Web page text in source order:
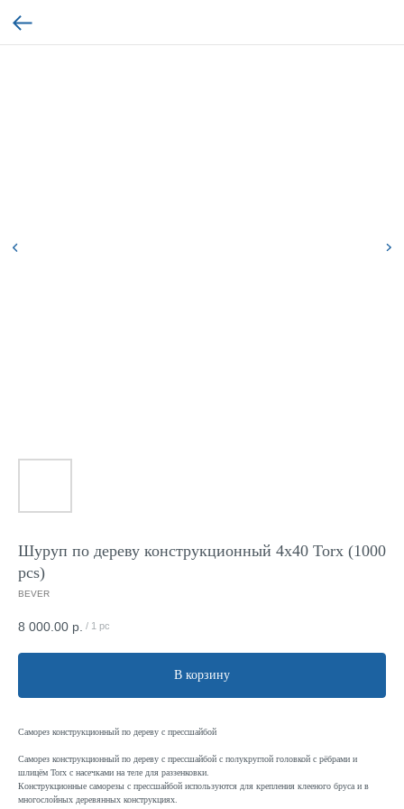
Шуруп по дереву конструкционный 4x40 Torx (1000
pcs)
BEVER
8 000.00 р. / 1 pc
В корзину
Саморез конструкционный по дереву с прессшайбой
Саморез конструкционный по дереву с прессшайбой с полукруглой головкой с рёбрами и
шлицём Torx с насечками на теле для раззенковки.
Конструкционные саморезы с прессшайбой используются для крепления клееного бруса и в
многослойных деревянных конструкциях.